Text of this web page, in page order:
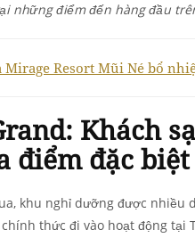
những điểm đến hàng đầu
Mirage Resort Mũi Né bổ
Khách
điểm đặc biệt
khu nghỉ dưỡng được nhiều
thức đi vào hoạt động tại